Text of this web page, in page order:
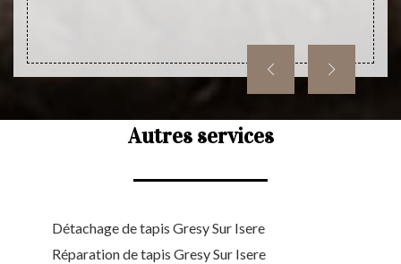
Autres services
Détachage de tapis Gresy Sur Isere
Réparation de tapis Gresy Sur Isere